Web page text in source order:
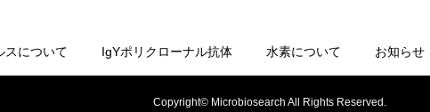
スについて IgYポリクローナル抗体 水素について お知らせ
Copyright© Microbiosearch All Rights Reserved.